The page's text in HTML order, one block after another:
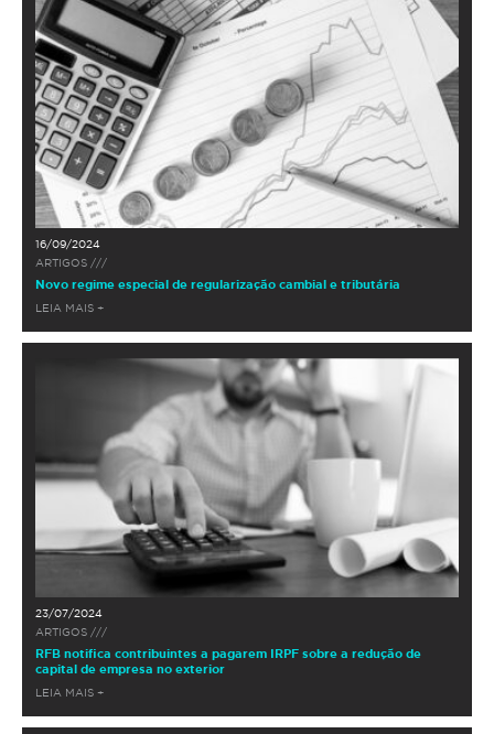
16/09/2024
ARTIGOS ///
Novo regime especial de regularização cambial e tributária
LEIA MAIS +
23/07/2024
ARTIGOS ///
RFB notifica contribuintes a pagarem IRPF sobre a redução de
capital de empresa no exterior
LEIA MAIS +